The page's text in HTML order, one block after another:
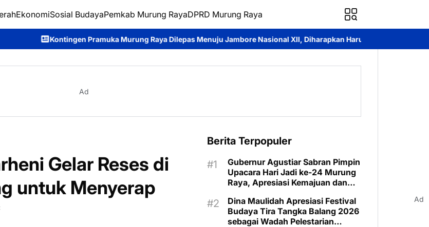
EkonomiSosial BudayaPemkab Murung RayaDPRD Murung Raya
Pramuka Murung Raya Dilepas Menuju Jambore Nasional XII, Diharapkan Harumkan Nama Daerah
Ad
Gelar Reses di
untuk Menyerap
Berita Terpopuler
Gubernur Agustiar Sabran Pimpin
Upacara Hari Jadi ke-24 Murung
Raya, Apresiasi Kemajuan dan
Dina Maulidah Apresiasi Festival
Budaya Tira Tangka Balang 2026
sebagai Wadah Pelestarian
Ad